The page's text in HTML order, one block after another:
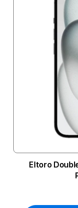
Eltoro